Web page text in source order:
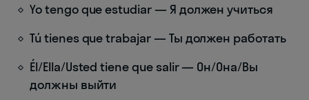
Yo tengo que estudiar — Я должен учиться
Tú tienes que trabajar — Ты должен работать
Él/Ella/Usted tiene que salir — Он/Она/Вы
должны выйти